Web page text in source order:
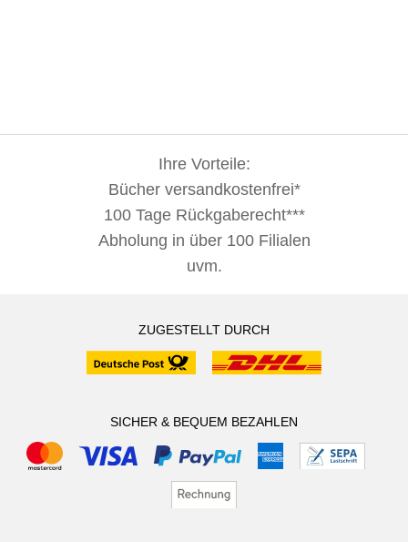
Ihre Vorteile:
Bücher versandkostenfrei*
100 Tage Rückgaberecht***
Abholung in über 100 Filialen
uvm.
ZUGESTELLT DURCH
SICHER & BEQUEM BEZAHLEN